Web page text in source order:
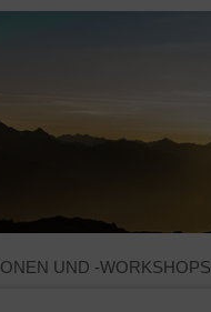
UND -WORKSHOPS